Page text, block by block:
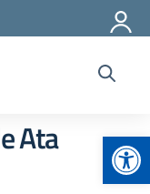
Ata